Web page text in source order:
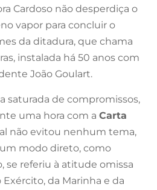
Cardoso não desperdiça o
vapor para concluir o
da ditadura, que chama
instalada há 50 anos com
João Goulart.
saturada de compromissos,
uma hora com a Carta
não evitou nenhum tema,
modo direto, como
se referiu à atitude omissa
da Marinha e da